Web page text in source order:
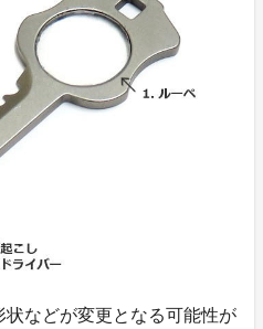
などが変更となる可能性が